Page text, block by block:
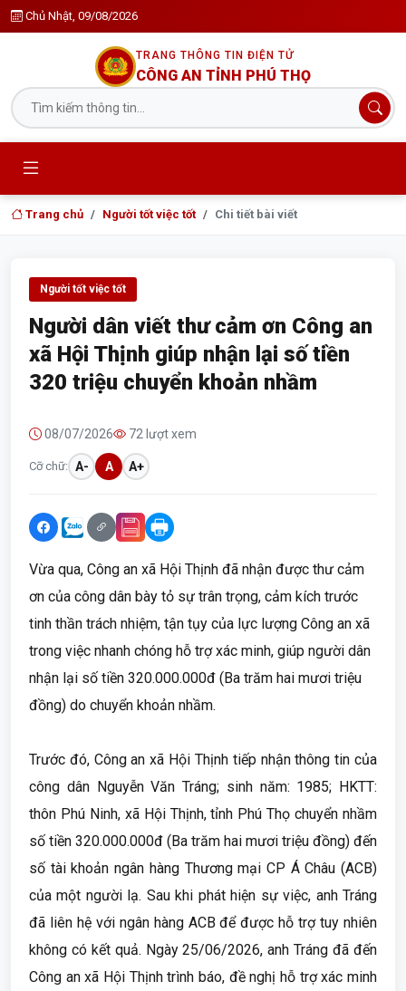
Chủ Nhật, 09/08/2026
TRANG THÔNG TIN ĐIỆN TỬ
CÔNG AN TỈNH PHÚ THỌ
Trang chủ Người tốt việc tốt Chi tiết bài viết
Người tốt việc tốt
Người dân viết thư cảm ơn Công an
xã Hội Thịnh giúp nhận lại số tiền
320 triệu chuyển khoản nhầm
08/07/2026 72 lượt xem
Cỡ chữ: A- A A+
Vừa qua, Công an xã Hội Thịnh đã nhận được thư cảm
ơn của công dân bày tỏ sự trân trọng, cảm kích trước
tinh thần trách nhiệm, tận tụy của lực lượng Công an xã
trong việc nhanh chóng hỗ trợ xác minh, giúp người dân
nhận lại số tiền 320.000.000đ (Ba trăm hai mươi triệu
đồng) do chuyển khoản nhầm.
Trước đó, Công an xã Hội Thịnh tiếp nhận thông tin của
công dân Nguyễn Văn Tráng; sinh năm: 1985; HKTT:
thôn Phú Ninh, xã Hội Thịnh, tỉnh Phú Thọ chuyển nhầm
số tiền 320.000.000đ (Ba trăm hai mươi triệu đồng) đến
số tài khoản ngân hàng Thương mại CP Á Châu (ACB)
của một người lạ. Sau khi phát hiện sự việc, anh Tráng
đã liên hệ với ngân hàng ACB để được hỗ trợ tuy nhiên
không có kết quả. Ngày 25/06/2026, anh Tráng đã đến
Công an xã Hội Thịnh trình báo, đề nghị hỗ trợ xác minh